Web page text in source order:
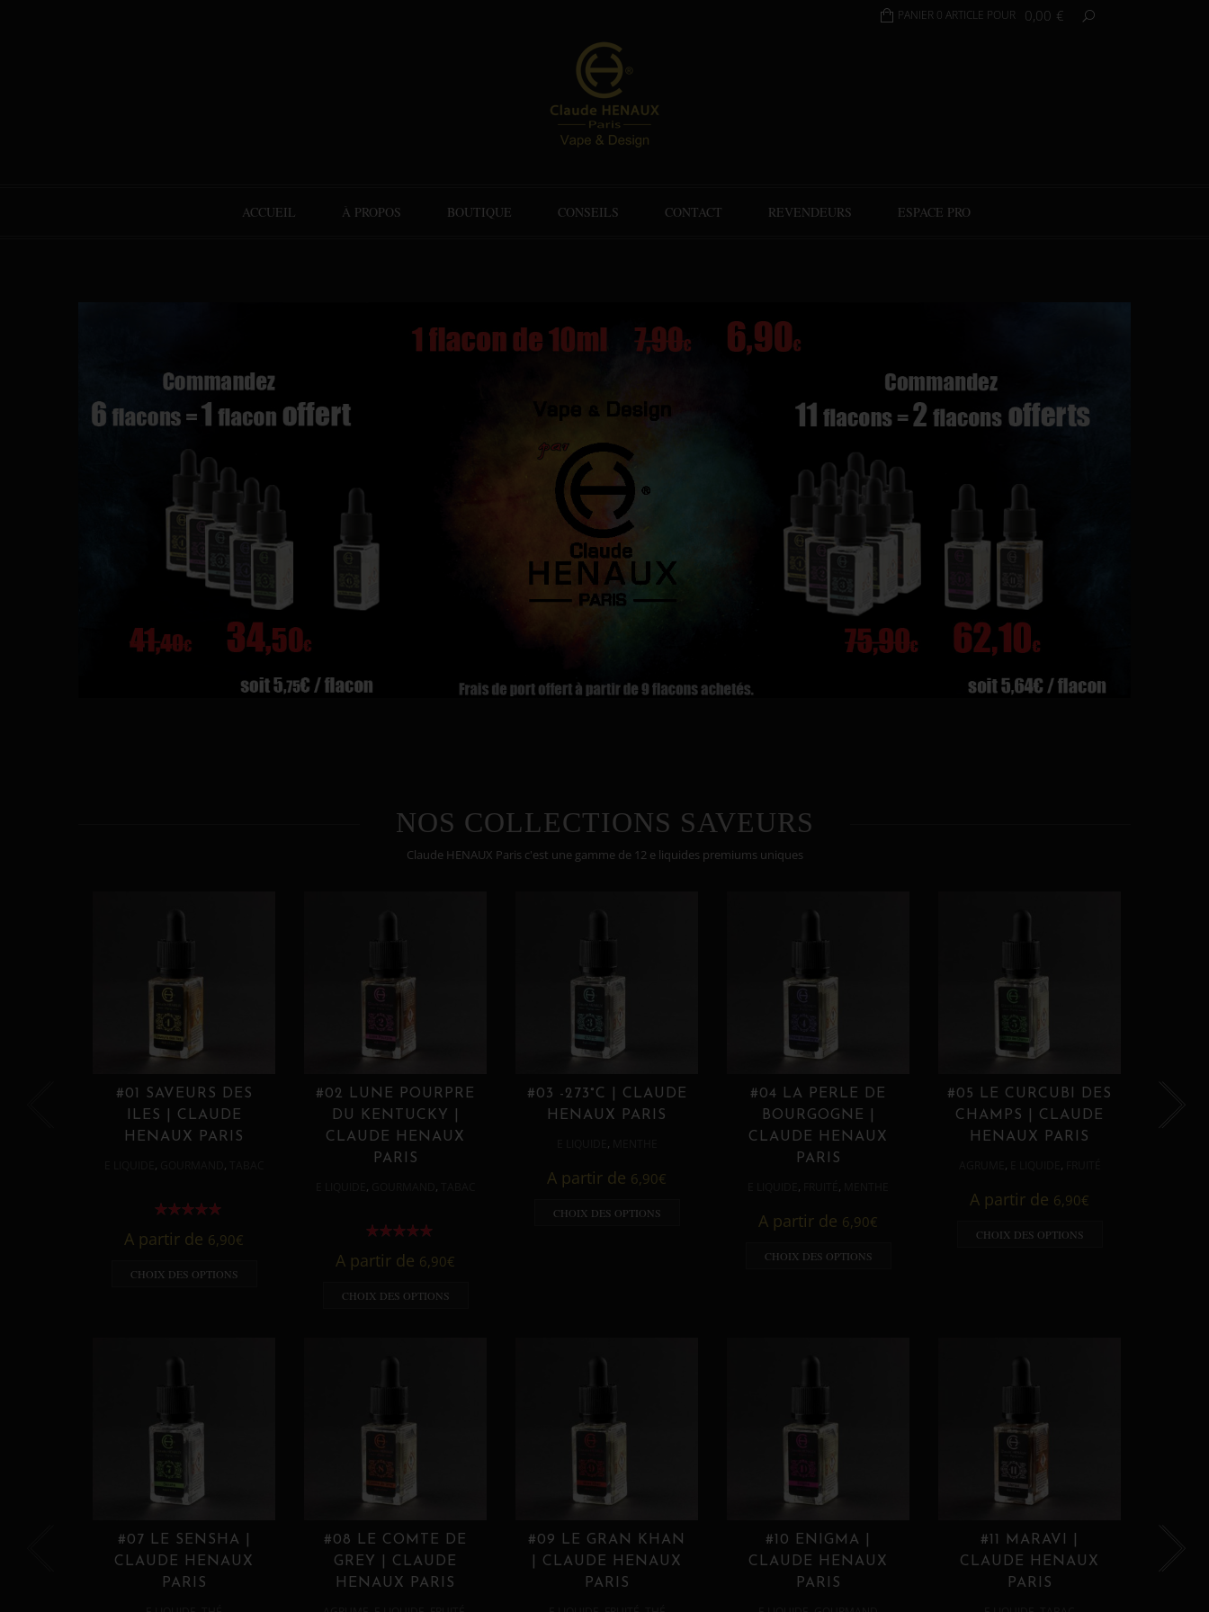
PANIER 0 ARTICLE POUR 0,00 €
ACCUEIL À PROPOS BOUTIQUE CONSEILS CONTACT REVENDEURS ESPACE PRO
NOS COLLECTIONS SAVEURS
Claude HENAUX Paris c'est une gamme de 12 e liquides premiums uniques
#01 SAVEURS DES
ILES | CLAUDE
HENAUX PARIS
, ,
A partir de 6,90€
CHOIX DES OPTIONS
#02 LUNE POURPRE
DU KENTUCKY |
CLAUDE HENAUX
PARIS
, ,
A partir de 6,90€
CHOIX DES OPTIONS
#03 -273°C | CLAUDE
HENAUX PARIS
,
A partir de 6,90€
CHOIX DES OPTIONS
#04 LA PERLE DE
BOURGOGNE |
CLAUDE HENAUX
PARIS
, ,
A partir de 6,90€
CHOIX DES OPTIONS
#05 LE CURCUBI DES
CHAMPS | CLAUDE
HENAUX PARIS
, ,
A partir de 6,90€
CHOIX DES OPTIONS
#07 LE SENSHA |
CLAUDE HENAUX
PARIS
#08 LE COMTE DE
GREY | CLAUDE
HENAUX PARIS
#09 LE GRAN KHAN
| CLAUDE HENAUX
PARIS
#10 ENIGMA |
CLAUDE HENAUX
PARIS
#11 MARAVI |
CLAUDE HENAUX
PARIS